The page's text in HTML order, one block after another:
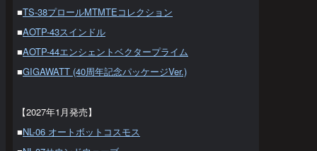
■TS-38プロールMTMTEコレクション
■AOTP-43スインドル
■AOTP-44エンシェントベクタープライム
■GIGAWATT (40周年記念パッケージVer.)
【2027年1月発売】
■NL-06 オートボットコスモス